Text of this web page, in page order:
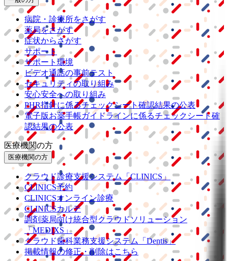
病院・診療所をさがす
薬局をさがす
症状からさがす
サポート
サポート環境
ビデオ通話の事前テスト
セキュリティの取り組み
安心安全への取り組み
PHR指針に係るチェックシート確認結果の公表
電子版お薬手帳ガイドラインに係るチェックシート確
認結果の公表
医療機関の方
医療機関の方
クラウド診療支援システム
「CLINICS」
CLINICS予約
CLINICSオンライン診療
CLINICSカルテ
調剤薬局向け統合型クラウドソリューション
「MEDIXS」
クラウド歯科業務支援システム
「Dentis」
掲載情報の修正・削除はこちら